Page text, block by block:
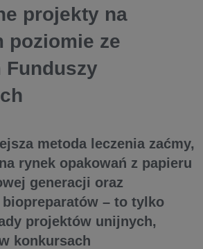
projekty na
poziomie ze
metoda leczenia zaćmy,
rynek opakowań z papieru
generacji oraz
– to tylko
projektów unijnych,
konkursach